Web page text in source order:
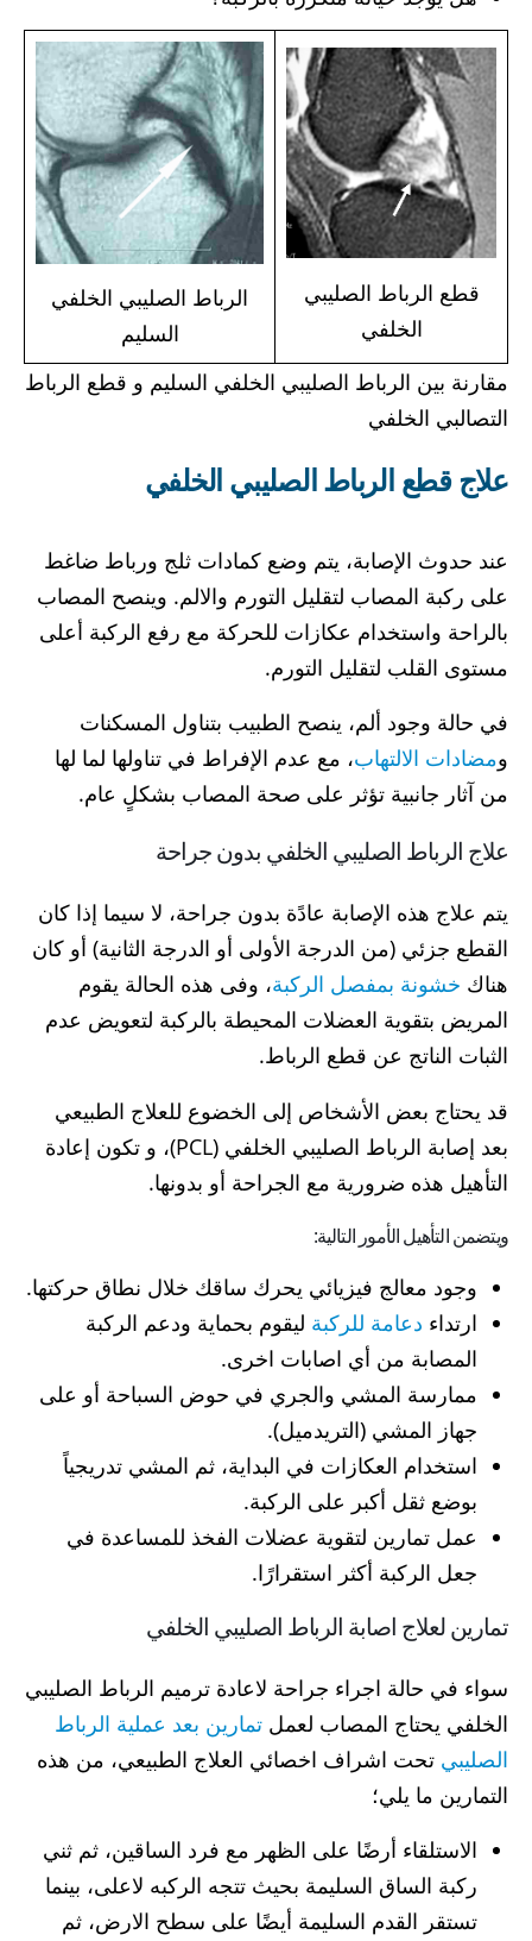
قطع الرباط الصليبي
الخلفي
الرباط الصليبي الخلفي
السليم
مقارنة بين الرباط الصليبي الخلفي السليم و قطع الرباط
التصالبي الخلفي
علاج قطع الرباط الصليبي الخلفي
عند حدوث الإصابة، يتم وضع كمادات ثلج ورباط ضاغط
على ركبة المصاب لتقليل التورم والالم. وينصح المصاب
بالراحة واستخدام عكازات للحركة مع رفع الركبة أعلى
مستوى القلب لتقليل التورم.
في حالة وجود ألم، ينصح الطبيب بتناول المسكنات
ومضادات الالتهاب، مع عدم الإفراط في تناولها لما لها
من آثار جانبية تؤثر على صحة المصاب بشكلٍ عام.
علاج الرباط الصليبي الخلفي بدون جراحة
يتم علاج هذه الإصابة عادًة بدون جراحة، لا سيما إذا كان
القطع جزئي (من الدرجة الأولى أو الدرجة الثانية) أو كان
هناك خشونة بمفصل الركبة، وفى هذه الحالة يقوم
المريض بتقوية العضلات المحيطة بالركبة لتعويض عدم
الثبات الناتج عن قطع الرباط.
قد يحتاج بعض الأشخاص إلى الخضوع للعلاج الطبيعي
بعد إصابة الرباط الصليبي الخلفي (PCL)، و تكون إعادة
التأهيل هذه ضرورية مع الجراحة أو بدونها.
ويتضمن التأهيل الأمور التالية:
وجود معالج فيزيائي يحرك ساقك خلال نطاق حركتها.
ارتداء دعامة للركبة ليقوم بحماية ودعم الركبة
المصابة من أي اصابات اخرى.
ممارسة المشي والجري في حوض السباحة أو على
جهاز المشي (التريدميل).
استخدام العكازات في البداية، ثم المشي تدريجياً
بوضع ثقل أكبر على الركبة.
عمل تمارين لتقوية عضلات الفخذ للمساعدة في
جعل الركبة أكثر استقرارًا.
تمارين لعلاج اصابة الرباط الصليبي الخلفي
سواء في حالة اجراء جراحة لاعادة ترميم الرباط الصليبي
الخلفي يحتاج المصاب لعمل تمارين بعد عملية الرباط
الصليبي تحت اشراف اخصائي العلاج الطبيعي، من هذه
التمارين ما يلي؛
الاستلقاء أرضًا على الظهر مع فرد الساقين، ثم ثني
ركبة الساق السليمة بحيث تتجه الركبه لاعلى، بينما
تستقر القدم السليمة أيضًا على سطح الارض، ثم